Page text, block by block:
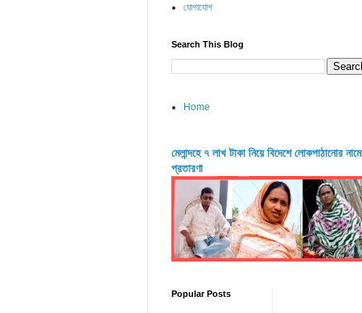
যোগাযোগ
Search This Blog
Home
মেলান্দহে ৭ লাখ টাকা নিয়ে বিদেশে লোকপাঠানোর নামে
প্রতারণা
Popular Posts